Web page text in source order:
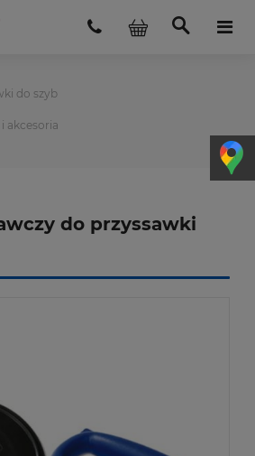
do szyb
akcesoria
do przyssawki